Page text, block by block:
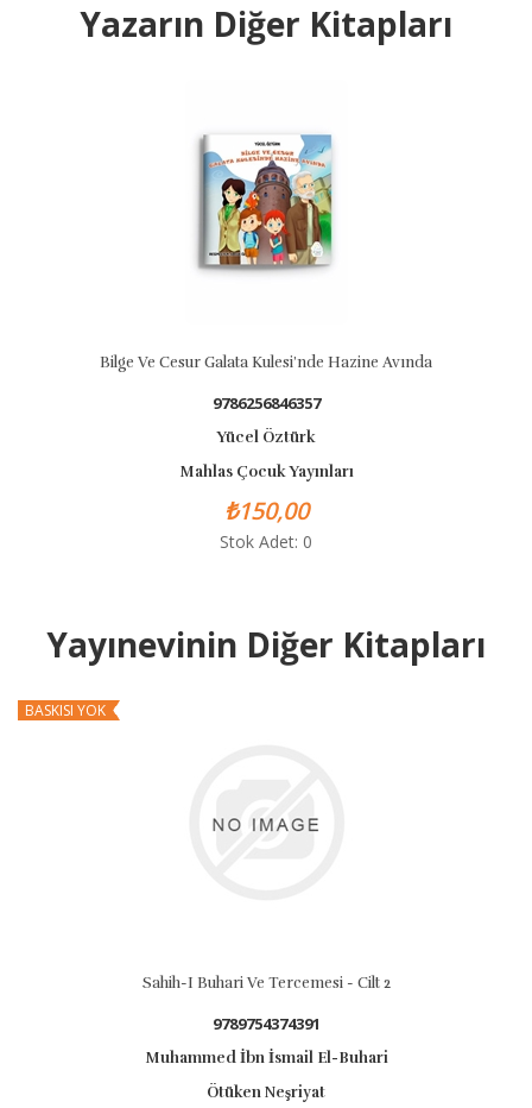
Yazarın Diğer Kitapları
Bilge Ve Cesur Galata Kulesi’nde Hazine Avında
9786256846357
Yücel Öztürk
Mahlas Çocuk Yayınları
₺150,00
Stok Adet: 0
Yayınevinin Diğer Kitapları
BASKISI YOK
Sahih-I Buhari Ve Tercemesi - Cilt 2
9789754374391
Muhammed İbn İsmail El-Buhari
Ötüken Neşriyat